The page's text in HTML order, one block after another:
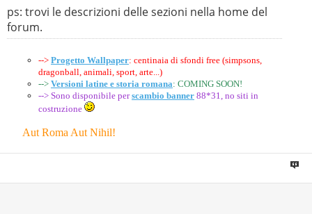
ps: trovi le descrizioni delle sezioni nella home del
forum.
--> Progetto Wallpaper: centinaia di sfondi free (simpsons,
dragonball, animali, sport, arte...)
--> Versioni latine e storia romana: COMING SOON!
--> Sono disponibile perscambio banner 88*31, no siti in
costruzione
Aut Roma Aut Nihil!